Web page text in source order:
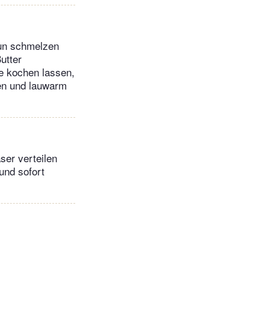
schmelzen
kochen lassen,
und lauwarm
verteilen
sofort